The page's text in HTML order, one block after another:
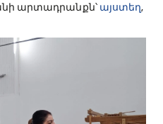
արտադրանքն՝ այստեղ,